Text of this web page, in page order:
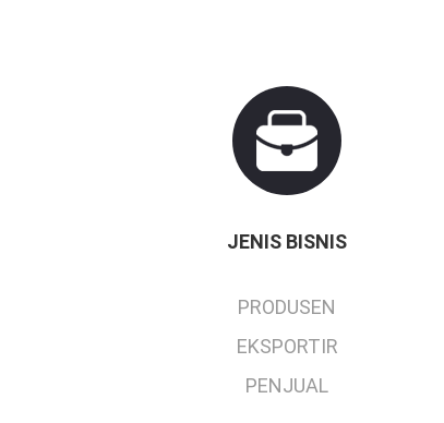
JENIS BISNIS
PRODUSEN
EKSPORTIR
PENJUAL